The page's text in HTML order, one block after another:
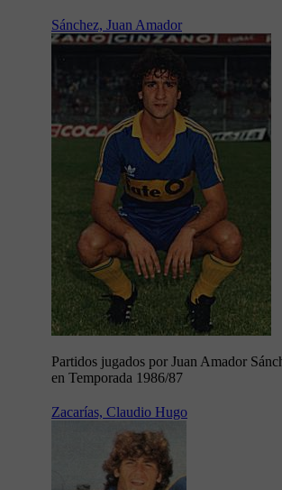
Sánchez, Juan Amador
Partidos jugados por Juan Amador
en Temporada 1986/87
Zacarías, Claudio Hugo